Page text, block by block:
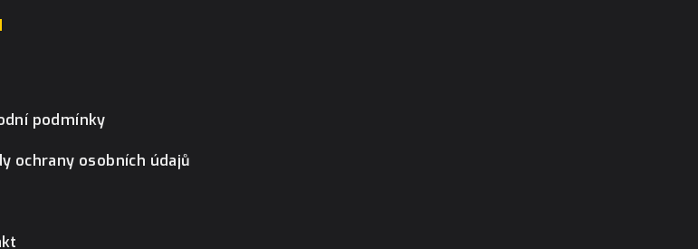
podmínky
ochrany osobních údajů